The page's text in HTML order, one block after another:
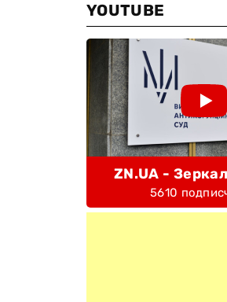
YOUTUBE
ZN.UA -
5610